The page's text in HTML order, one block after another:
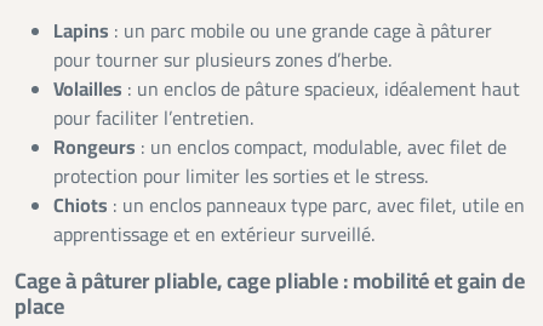
Lapins : un parc mobile ou une grande cage à pâturer
pour tourner sur plusieurs zones d’herbe.
Volailles : un enclos de pâture spacieux, idéalement haut
pour faciliter l’entretien.
Rongeurs : un enclos compact, modulable, avec filet de
protection pour limiter les sorties et le stress.
Chiots : un enclos panneaux type parc, avec filet, utile en
apprentissage et en extérieur surveillé.
Cage à pâturer pliable, cage pliable : mobilité et gain de
place